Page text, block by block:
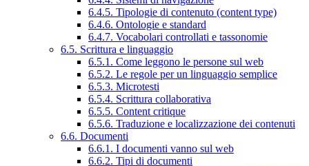
6.4.5. Tipologie di contenuto (content type)
6.4.6. Ontologie e standard
6.4.7. Vocabolari controllati e tassonomie
6.5. Scrittura e linguaggio
6.5.1. Come leggono le persone sul web
6.5.2. Le regole per un linguaggio semplice
6.5.3. Microtesti
6.5.4. Scrittura collaborativa
6.5.5. Content critique
6.5.6. Traduzione e localizzazione dei contenuti
6.6. Documenti
6.6.1. I documenti vanno sul web
6.6.2. Tipi di documenti